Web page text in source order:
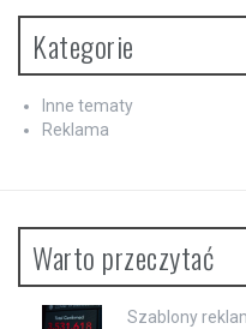
Kategorie
Inne tematy
Reklama
Warto przeczytać
Szablony